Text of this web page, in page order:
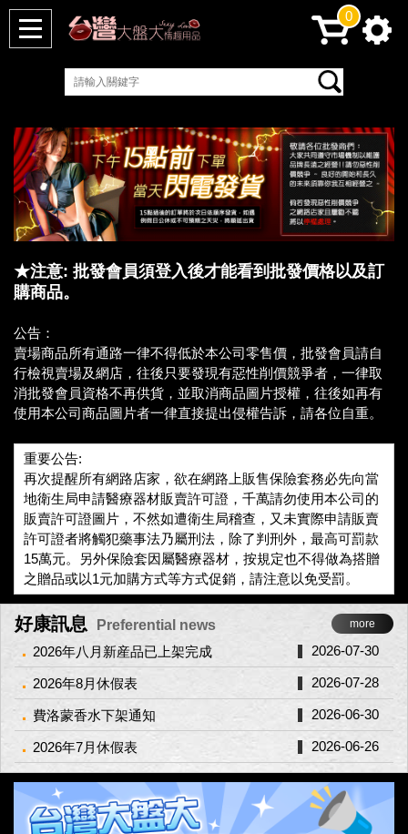
★注意: 批發會員須登入後才能看到批發價格以及訂
購商品。
公告：
賣場商品所有通路一律不得低於本公司零售價，批發會員請自
行檢視賣場及網店，往後只要發現有惡性削價競爭者，一律取
消批發會員資格不再供貨，並取消商品圖片授權，往後如再有
使用本公司商品圖片者一律直接提出侵權告訴，請各位自重。
重要公告:
再次提醒所有網路店家，欲在網路上販售保險套務必先向當
地衛生局申請醫療器材販賣許可證，千萬請勿使用本公司的
販賣許可證圖片，不然如遭衛生局稽查，又未實際申請販賣
許可證者將觸犯藥事法乃屬刑法，除了判刑外，最高可罰款
15萬元。另外保險套因屬醫療器材，按規定也不得做為搭贈
之贈品或以1元加購方式等方式促銷，請注意以免受罰。
好康訊息 Preferential news more
2026年八月新産品已上架完成 2026-07-30
2026年8月休假表 2026-07-28
費洛蒙香水下架通知 2026-06-30
2026年7月休假表 2026-06-26
0